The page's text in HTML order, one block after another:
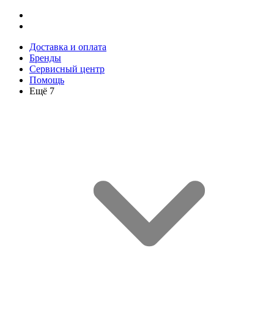
Доставка и оплата
Бренды
Сервисный центр
Помощь
Ещё 7